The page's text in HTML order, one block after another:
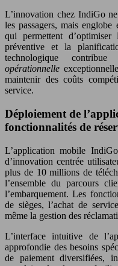
L’innovation chez IndiGo
les passagers, mais
qui permettent
préventive et la
technologique
opérationnelle
maintenir des coûts
service.
Déploiement de
fonctionnalités de
L’application mobile
d’innovation centrée
plus de 10 millions de
l’ensemble du parcours
l’embarquement. Les
de sièges, l’achat de
même la gestion des
L’interface intuitive de
approfondie des besoins
de paiement diversifiées,